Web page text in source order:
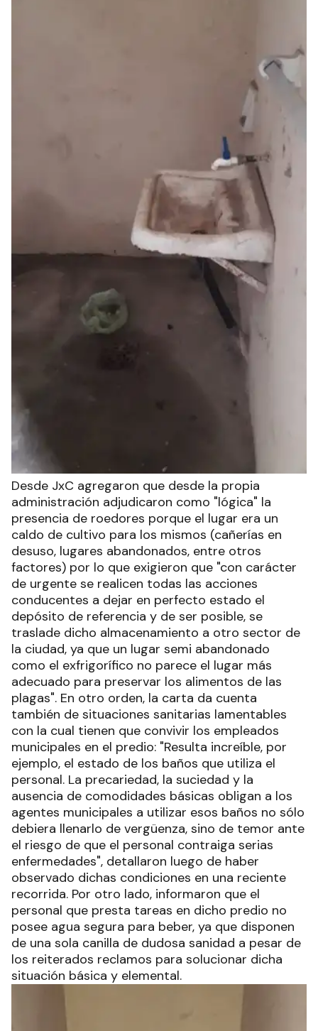
Desde JxC agregaron que desde la propia
administración adjudicaron como "lógica" la
presencia de roedores porque el lugar era un
caldo de cultivo para los mismos (cañerías en
desuso, lugares abandonados, entre otros
factores) por lo que exigieron que "con carácter
de urgente se realicen todas las acciones
conducentes a dejar en perfecto estado el
depósito de referencia y de ser posible, se
traslade dicho almacenamiento a otro sector de
la ciudad, ya que un lugar semi abandonado
como el exfrigorífico no parece el lugar más
adecuado para preservar los alimentos de las
plagas". En otro orden, la carta da cuenta
también de situaciones sanitarias lamentables
con la cual tienen que convivir los empleados
municipales en el predio: "Resulta increíble, por
ejemplo, el estado de los baños que utiliza el
personal. La precariedad, la suciedad y la
ausencia de comodidades básicas obligan a los
agentes municipales a utilizar esos baños no sólo
debiera llenarlo de vergüenza, sino de temor ante
el riesgo de que el personal contraiga serias
enfermedades", detallaron luego de haber
observado dichas condiciones en una reciente
recorrida. Por otro lado, informaron que el
personal que presta tareas en dicho predio no
posee agua segura para beber, ya que disponen
de una sola canilla de dudosa sanidad a pesar de
los reiterados reclamos para solucionar dicha
situación básica y elemental.